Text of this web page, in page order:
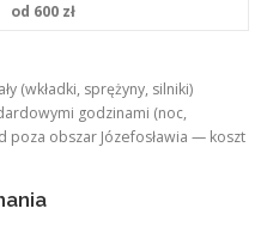
od 600 zł
(wkładki, sprężyny, silniki)
godzinami (noc,
obszar Józefosławia — koszt